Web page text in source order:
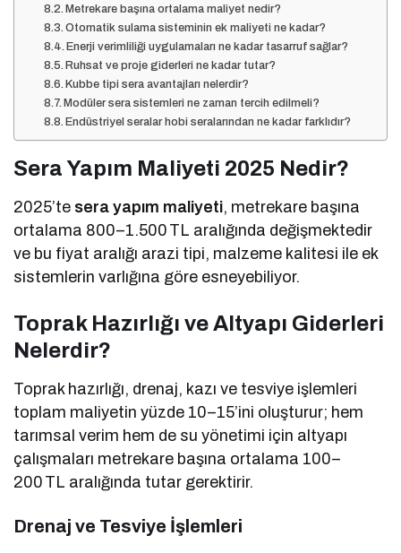
Metrekare başına ortalama maliyet nedir?
Otomatik sulama sisteminin ek maliyeti ne kadar?
Enerji verimliliği uygulamaları ne kadar tasarruf sağlar?
Ruhsat ve pro­je giderleri ne kadar tutar?
Kubbe tipi sera avantajları nelerdir?
Modüler sera sistemleri ne zaman tercih edilmeli?
Endüstriyel seralar hobi seralarından ne kadar farklıdır?
Sera Yapım Maliyeti 2025 Nedir?
2025’te sera yapım maliyeti, metrekare başına
ortalama 800–1.500 TL aralığında değişmektedir
ve bu fiyat aralığı arazi tipi, malzeme kalitesi ile ek
sistemlerin varlığına göre esneyebiliyor.
Toprak Hazırlığı ve Altyapı Giderleri
Nelerdir?
Toprak hazırlığı, drenaj, kazı ve tesviye işlemleri
toplam maliyetin yüzde 10–15’ini oluşturur; hem
tarımsal verim hem de su yönetimi için altyapı
çalışmaları metrekare başına ortalama 100–
200 TL aralığında tutar gerektirir.
Drenaj ve Tesviye İşlemleri